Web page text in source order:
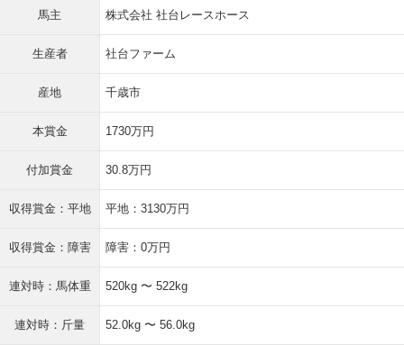
馬主 株式会社 社台レースホース
生産者 社台ファーム
産地 千歳市
本賞金 1730万円
付加賞金 30.8万円
収得賞金：平地 平地：3130万円
収得賞金：障害 障害：0万円
連対時：馬体重 520kg 〜 522kg
連対時：斤量 52.0kg 〜 56.0kg